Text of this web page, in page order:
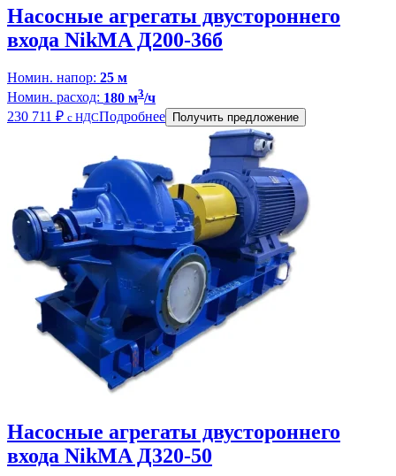
Насосные агрегаты двустороннего
входа NikMA Д200-36б
Номин. напор: 25 м
Номин. расход: 180 м3/ч
230 711 ₽ с НДСПодробнее Получить предложение
Насосные агрегаты двустороннего
входа NikMA Д320-50